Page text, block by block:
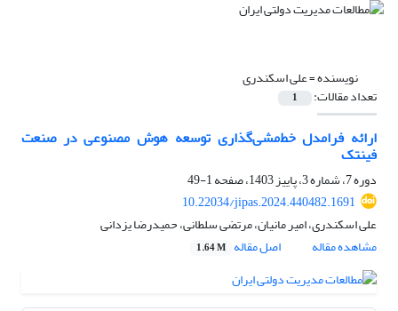
نویسنده =علی اسکندری
تعداد مقالات: 1
ارائه فرامدل خط‌مشی‌گذاری توسعه هوش مصنوعی در صنعت
فینتک
دوره 7، شماره 3، پاییز 1403، صفحه
1-49
10.22034/jipas.2024.440482.1691
علی اسکندری، امیر مانیان، مرتضی سلطانی، حمیدرضا یزدانی
مشاهده مقاله
اصل مقاله 1.64 M